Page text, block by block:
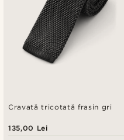
Cravată tricotată frasin gri
135,00 Lei